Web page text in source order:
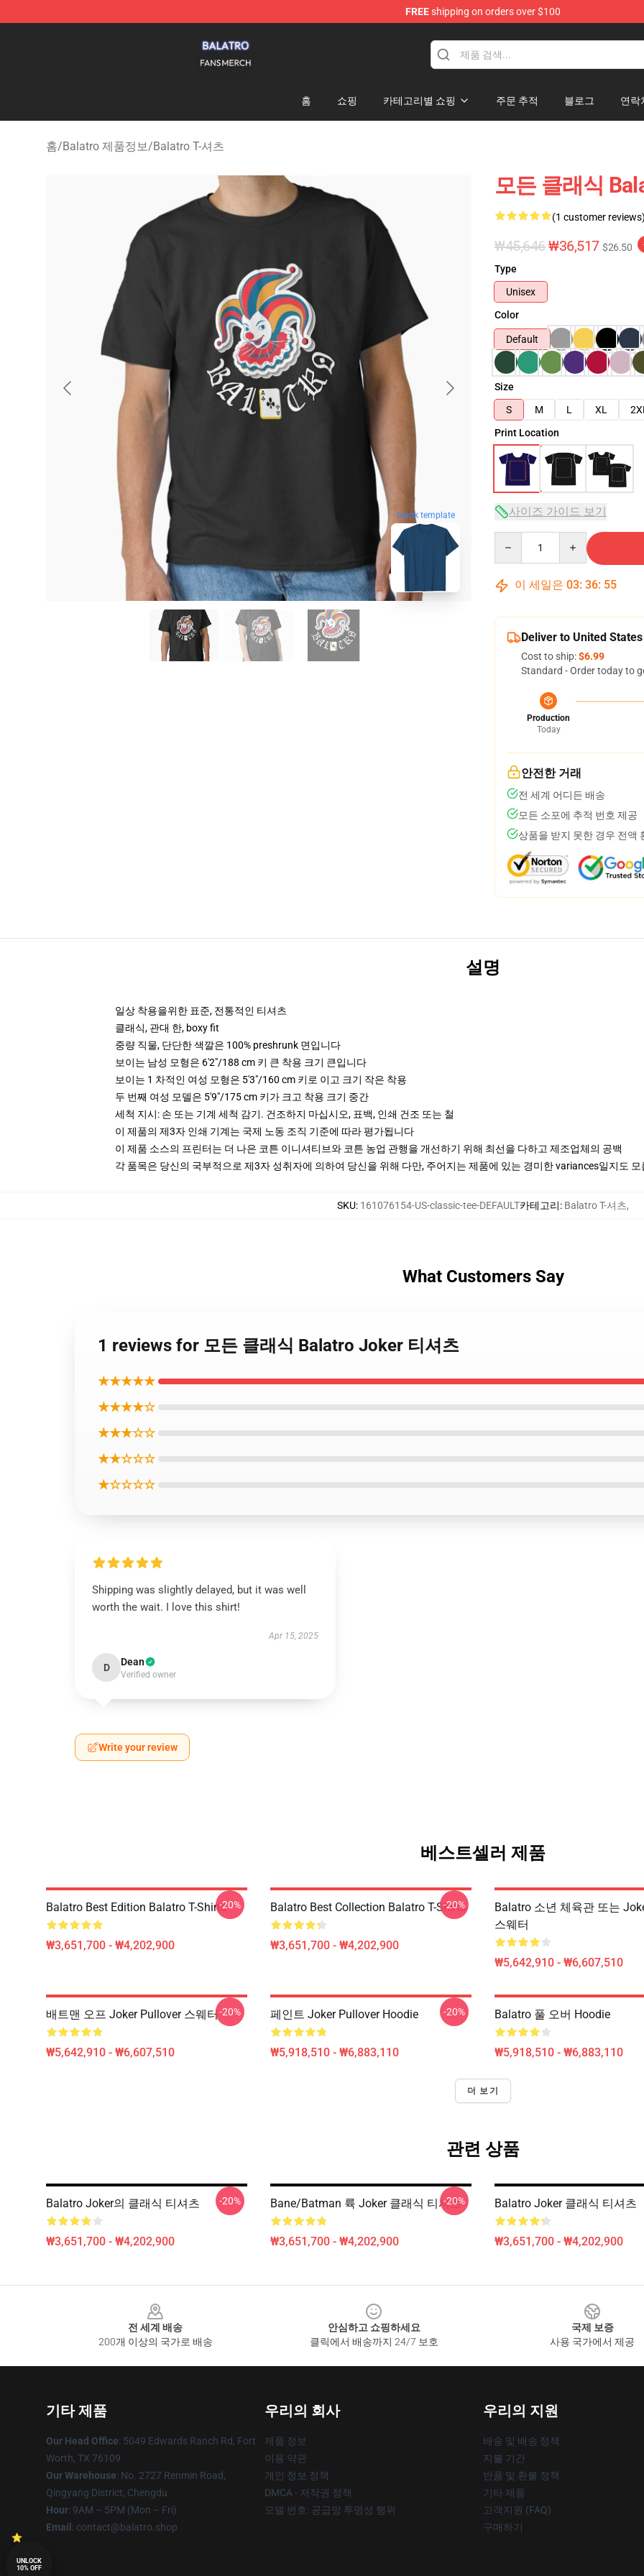
FREEshipping on orders over $100
홈 쇼핑 카테고리별 쇼핑 주문 추적 블로그 연락
홈/Balatro 제품정보/Balatro T-셔츠
blank template
모든 클래식
(1 customer
₩45,646₩36,517 $26.50
Type
Unisex
Color
Default
Size
S
M L XL
Print Location
사이즈 가이드 보기
이 세일은 03: 36: 54
Deliver to United States
Cost to ship:$6.99
Standard - Order today to
Production
Today
안전한 거래
전 세계 어디든 배송
모든 소포에 추적 번호 제공
상품을 받지 못한 경우 전액
설명
일상 착용을위한 표준, 전통적인 티셔츠
클래식, 관대 한, boxy fit
중량 직물, 단단한 색깔은 100% preshrunk 면입니다
보이는 남성 모형은 6'2"/188 cm 키 큰 착용 크기 큰입니다
보이는 1 차적인 여성 모형은 5'3"/160 cm 키로 이고 크기 작은 착용
두 번째 여성 모델은 5'9"/175 cm 키가 크고 착용 크기 중간
세척 지시: 손 또는 기계 세척 감기. 건조하지 마십시오, 표백, 인쇄 건조 또는 철
이 제품의 제3자 인쇄 기계는 국제 노동 조직 기준에 따라 평가됩니다
이 제품 소스의 프린터는 더 나은 코튼 이니셔티브와 코튼 농업 관행을 개선하기 위해 최선을 다하고 제조업체의 공백
각 품목은 당신의 국부적으로 제3자 성취자에 의하여 당신을 위해 다만, 주어지는 제품에 있는 경미한 variances일지도
SKU: 161076154-US-classic-tee-DEFAULT카테고리: Balatro T-셔츠,
What Customers Say
1 reviews for 모든 클래식 Balatro Joker 티셔츠
★★★★★
★★★★☆
★★★☆☆
★★☆☆☆
★☆☆☆☆
Shipping was slightly delayed, but it was well
worth the wait. I love this shirt!
Apr 15, 2025
D Dean
Verified owner
Write your review
베스트셀러 제품
Balatro Best Edition Balatro T-Shirts
₩3,651,700 - ₩4,202,900
-20% Balatro Best Collection Balatro T-Shirts
₩3,651,700 - ₩4,202,900
-20%
Balatro 소년 체육관 또는
스웨터
₩5,642,910 - ₩6,607,510
배트맨 오프 Joker Pullover 스웨터
₩5,642,910 - ₩6,607,510
-20% 페인트 Joker Pullover Hoodie
₩5,918,510 - ₩6,883,110
-20% Balatro 풀 오버 Hoodie
₩5,918,510 - ₩6,883,110
더 보기
관련 상품
Balatro Joker의 클래식 티셔츠
₩3,651,700 - ₩4,202,900
-20% Bane/Batman 륙 Joker 클래식 티셔츠
₩3,651,700 - ₩4,202,900
-20% Balatro Joker 클래식 티셔츠
₩3,651,700 - ₩4,202,900
전 세계 배송
200개 이상의 국가로 배송
안심하고 쇼핑하세요
클릭에서 배송까지 24/7 보호
국제 보증
사용 국가에서 제공
기타 제품
Our Head Office: 5049 Edwards Ranch Rd, Fort
Worth, TX 76109
Our Warehouse: No. 2727 Renmin Road,
Qingyang District, Chengdu
Hour: 9AM – 5PM (Mon – Fri)
Email : contact@balatro.shop
우리의 회사
제품 정보
이용 약관
개인 정보 정책
DMCA - 저작권 정책
모델 번호: 공급망 투명성 행위
우리의 지원
배송 및 배송 정책
지불 기간
반품 및 환불 정책
기타 제품
고객지원 (FAQ)
구매하기
UNLOCK
10% OFF